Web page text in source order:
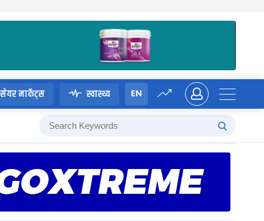
सेयर मार्केट्स स्वास्थ्य EN